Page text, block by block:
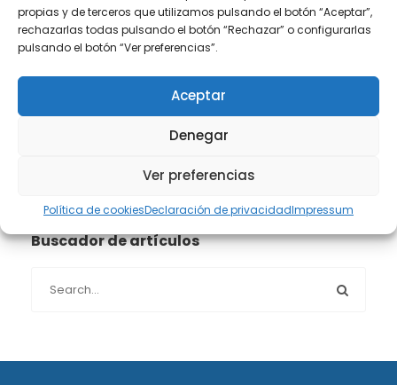
propias y de terceros que utilizamos pulsando el botón “Aceptar”,
rechazarlas todas pulsando el botón “Rechazar” o configurarlas
pulsando el botón “Ver preferencias”.
Aceptar
Denegar
Ver preferencias
Política de cookiesDeclaración de privacidadImpressum
Propiedad intelectual e industrial(13)
Sin categoría(1)
Buscador de artículos